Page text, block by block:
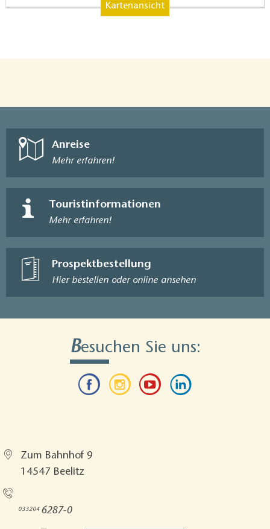
Kartenansicht
Anreise
Mehr erfahren!
Touristinformationen
Mehr erfahren!
Prospektbestellung
Hier bestellen oder online ansehen
Besuchen Sie uns:
Zum Bahnhof 9
14547 Beelitz
033204 6287-0